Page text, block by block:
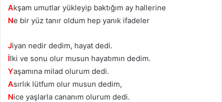
Akşam umutlar yükleyip baktığım ay hallerine
Ne bir yüz tanır oldum hep yanık ifadeler
Jiyan nedir dedim, hayat dedi.
İlki ve sonu olur musun hayatımın dedim.
Yaşamına milad olurum dedi.
Asırlık lütfum olur musun dedim,
Nice yaşlarla cananım olurum dedi.